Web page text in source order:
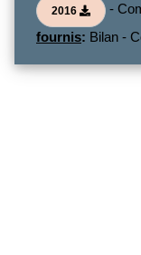
2016 -
fournis: Bilan -